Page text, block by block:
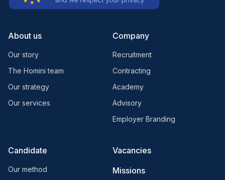
About us
Our story
The Homini team
Our strategy
Our services
Company
Recruitment
Contracting
Academy
Advisory
Employer Branding
Candidate
Our method
Vacancies
Missions